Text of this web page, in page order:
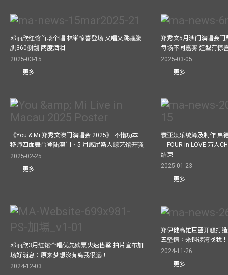
邓丽欣红馆首场个唱 林峯惊喜登场 又唱又跳骚腹
肌360侧翻 两度洒泪
2025-03-15
更多
郑秀文5月澳门演唱会
每场不同嘉宾 造型有惊
2025-03-05
更多
《You & Mi 郑秀文澳门演唱会 2025》 不惜功本
移师四面舞台登陆澳门、5 月威尼斯人综艺馆开骚
2025-02-25
更多
寰亚娱乐统筹及制作 启
「FOUR in LOVE 万人
结束
2025-01-23
更多
邓丽欣3月红馆个唱优先购票火速售罄 拍片宣布加
场好消息：原来梦想沒有离我很远！
2024-12-03
郑伊健高雄巨蛋开骚打
五坚情：来铜锣湾找我！
2024-11-26
更多